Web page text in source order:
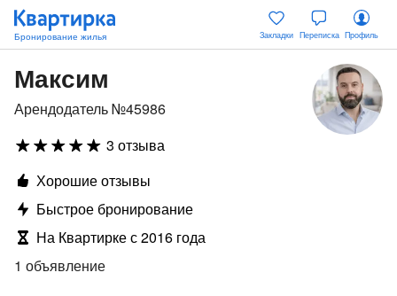
Закладки Переписка Профиль
Максим
Арендодатель №45986
3 отзыва
Хорошие отзывы
Быстрое бронирование
На Квартирке с 2016 года
1 объявление